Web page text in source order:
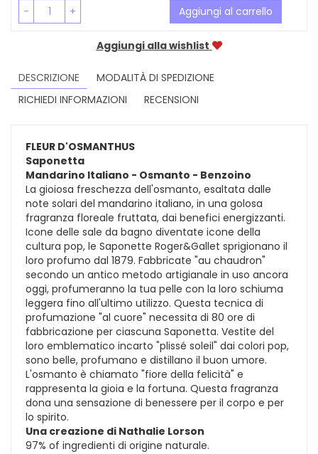
- + Aggiungi al carrello
Aggiungi alla wishlist
DESCRIZIONE
MODALITÀ DI SPEDIZIONE
RICHIEDI INFORMAZIONI
RECENSIONI
FLEUR D'OSMANTHUS
Saponetta
Mandarino Italiano - Osmanto - Benzoino
La gioiosa freschezza dell'osmanto, esaltata dalle
note solari del mandarino italiano, in una golosa
fragranza floreale fruttata, dai benefici energizzanti.
Icone delle sale da bagno diventate icone della
cultura pop, le Saponette Roger&Gallet sprigionano il
loro profumo dal 1879. Fabbricate "au chaudron"
secondo un antico metodo artigianale in uso ancora
oggi, profumeranno la tua pelle con la loro schiuma
leggera fino all'ultimo utilizzo. Questa tecnica di
profumazione "al cuore" necessita di 80 ore di
fabbricazione per ciascuna Saponetta. Vestite del
loro emblematico incarto "plissé soleil" dai colori pop,
sono belle, profumano e distillano il buon umore.
L'osmanto è chiamato "fiore della felicità" e
rappresenta la gioia e la fortuna. Questa fragranza
dona una sensazione di benessere per il corpo e per
lo spirito.
Una creazione di Nathalie Lorson
97% of ingredienti di origine naturale.